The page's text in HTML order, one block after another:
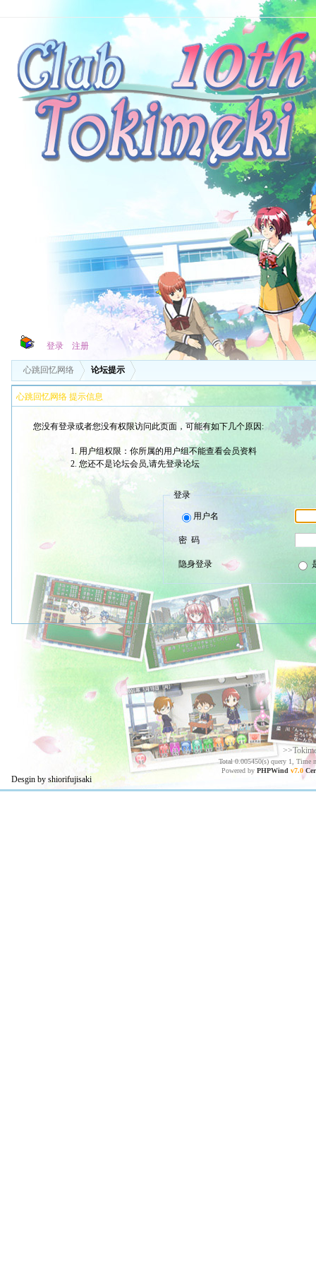
登录 注册
心跳回忆网络 论坛提示
心跳回忆网络 提示信息
您没有登录或者您没有权限访问此页面，可能有如下几个原因:
用户组权限：你所属的用户组不能查看会员资料
您还不是论坛会员,请先登录论坛
登录
用户名
密 码
隐身登录
Total 0.005450(s) query 1, Time
Powered by PHPWind v7.0
Desgin by shiorifujisaki